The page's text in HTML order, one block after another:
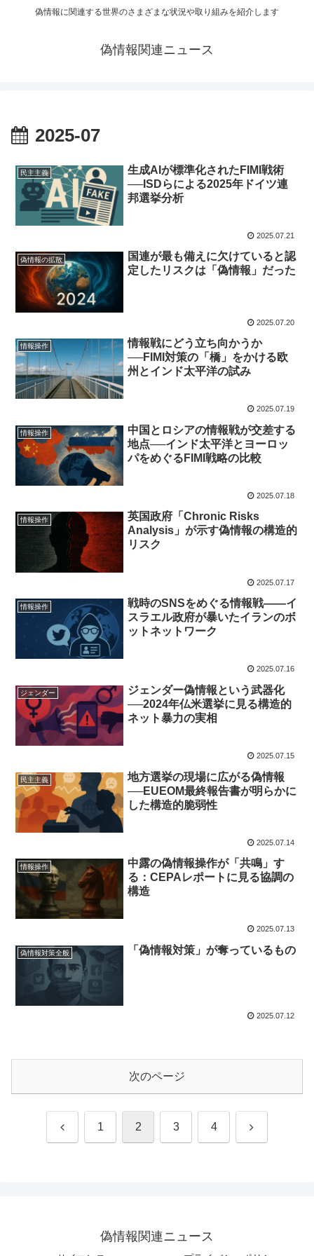
偽情報に関連する世界のさまざまな状況や取り組みを紹介します
偽情報関連ニュース
2025-07
民主主義
生成AIが標準化されたFIMI戦術
──ISDらによる2025年ドイツ連
邦選挙分析
2025.07.21
偽情報の拡散
国連が最も備えに欠けていると認
定したリスクは「偽情報」だった
2025.07.20
情報操作
情報戦にどう立ち向かうか
──FIMI対策の「橋」をかける欧
州とインド太平洋の試み
2025.07.19
情報操作
中国とロシアの情報戦が交差する
地点──インド太平洋とヨーロッ
パをめぐるFIMI戦略の比較
2025.07.18
情報操作
英国政府「Chronic Risks
Analysis」が示す偽情報の構造的
リスク
2025.07.17
情報操作
戦時のSNSをめぐる情報戦――イ
スラエル政府が暴いたイランのボ
ットネットワーク
2025.07.16
ジェンダー
ジェンダー偽情報という武器化
──2024年仏米選挙に見る構造的
ネット暴力の実相
2025.07.15
民主主義
地方選挙の現場に広がる偽情報
──EUEOM最終報告書が明らかに
した構造的脆弱性
2025.07.14
情報操作
中露の偽情報操作が「共鳴」す
る：CEPAレポートに見る協調の
構造
2025.07.13
偽情報対策全般 「偽情報対策」が奪っているもの
2025.07.12
次のページ
前 1 2 3 4 次
偽情報関連ニュース